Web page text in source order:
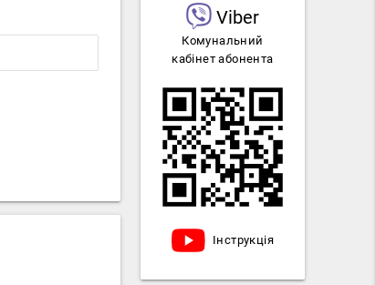
Viber
Комунальний
кабінет абонента
Інструкція